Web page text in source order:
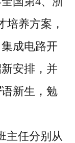
培养方案，
成电路开
安排，并
语新生，勉
主任分别从